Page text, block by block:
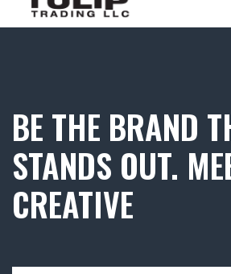
BE THE BRAND
STANDS OUT.
CREATIVE